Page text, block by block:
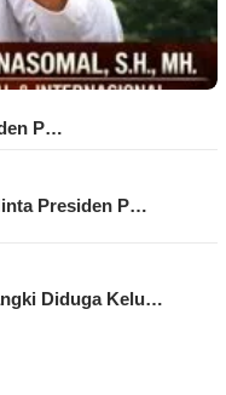
P…
Presiden P…
Diduga Kelu…